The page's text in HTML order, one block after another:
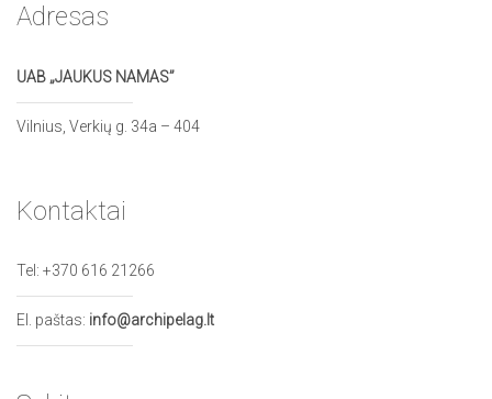
Adresas
UAB „JAUKUS NAMAS”
Vilnius, Verkių g. 34a – 404
Kontaktai
Tel: +370 616 21266
El. paštas: info@archipelag.lt